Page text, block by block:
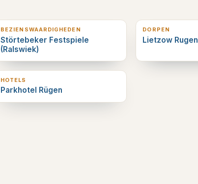
BEZIENSWAARDIGHEDEN
Störtebeker Festspiele
(Ralswiek)
DORPEN
Lietzow Rugen
6 km verderop
HOTELS
Parkhotel Rügen